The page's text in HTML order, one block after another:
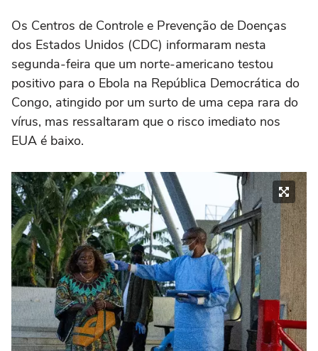
Os Centros de Controle ‌e Prevenção de Doenças
dos Estados Unidos (CDC) informaram nesta
segunda-feira que um norte-americano testou
positivo para o Ebola na República Democrática do
Congo, atingido por um surto de uma cepa rara do
vírus, mas ressaltaram que o risco imediato nos
EUA é baixo.